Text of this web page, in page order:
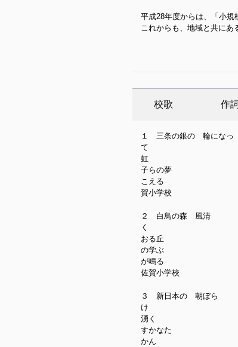
平成28年度からは、「小規
これからも、地域と共にあ
校歌 作詞
１ 三条の銀の 輪になっ
て
虹
子ら
こえ
賀小学校
２ 白鳥の森 風清
く
おる
の学
が鳴
佐賀小学校
３ 新日本の 朝ぼら
け
湧く
すか
かん